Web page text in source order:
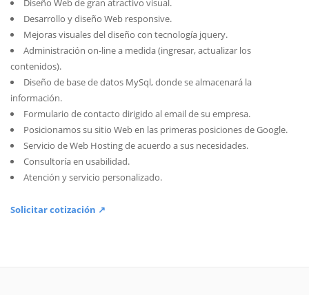
Diseño Web de gran atractivo visual.
Desarrollo y diseño Web responsive.
Mejoras visuales del diseño con tecnología jquery.
Administración on-line a medida (ingresar, actualizar los
contenidos).
Diseño de base de datos MySql, donde se almacenará la
información.
Formulario de contacto dirigido al email de su empresa.
Posicionamos su sitio Web en las primeras posiciones de Google.
Servicio de Web Hosting de acuerdo a sus necesidades.
Consultoría en usabilidad.
Atención y servicio personalizado.
Solicitar cotización ↗